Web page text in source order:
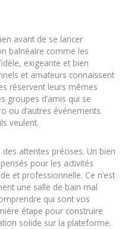
avant de se lancer
balnéaire comme les
exigeante et bien
et amateurs connaissent
réservent leurs mêmes
groupes d’amis qui se
ou d’autres événements
veulent.
attentes précises. Un bien
pour les activités
et professionnelle. Ce n’est
une salle de bain mal
qui sont vos
étape pour construire
solide sur la plateforme.